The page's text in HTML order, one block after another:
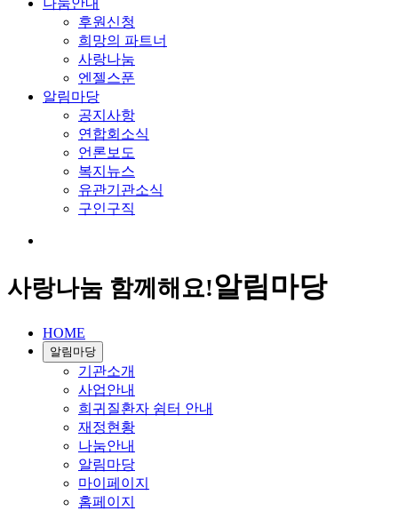
후원신청
희망의 파트너
사랑나눔
엔젤스푼
알림마당
공지사항
연합회소식
언론보도
복지뉴스
유관기관소식
구인구직
사랑나눔 함께해요!알림마당
HOME
알림마당
기관소개
사업안내
희귀질환자 쉼터 안내
재정현황
나눔안내
알림마당
마이페이지
홈페이지